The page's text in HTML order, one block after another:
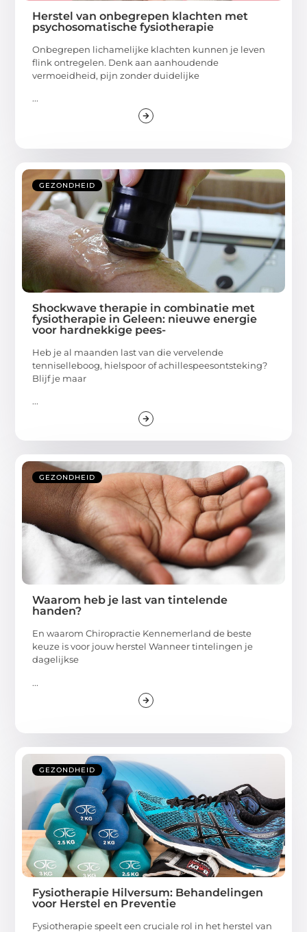
Herstel van onbegrepen klachten met
psychosomatische fysiotherapie
Onbegrepen lichamelijke klachten kunnen je leven
flink ontregelen. Denk aan aanhoudende
vermoeidheid, pijn zonder duidelijke
...
GEZONDHEID
Shockwave therapie in combinatie met
fysiotherapie in Geleen: nieuwe energie
voor hardnekkige pees-
Heb je al maanden last van die vervelende
tenniselleboog, hielspoor of achillespees­ontsteking?
Blijf je maar
...
GEZONDHEID
Waarom heb je last van tintelende
handen?
En waarom Chiropractie Kennemerland de beste
keuze is voor jouw herstel Wanneer tintelingen je
dagelijkse
...
GEZONDHEID
Fysiotherapie Hilversum: Behandelingen
voor Herstel en Preventie
Fysiotherapie speelt een cruciale rol in het herstel van